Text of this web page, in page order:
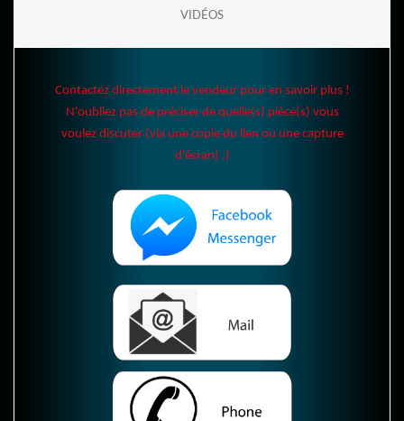
VIDÉOS
Contactez directement le vendeur pour en savoir plus !
N'oubliez pas de préciser de quelle(s) pièce(s) vous
voulez discuter (via une copie du lien ou une capture
d'écran) :)